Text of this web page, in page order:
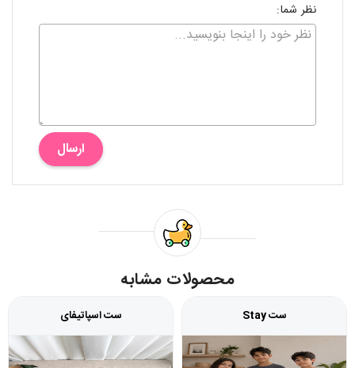
نظر شما:
ارسال
محصولات مشابه
ست Stay ست اسپاتیفای